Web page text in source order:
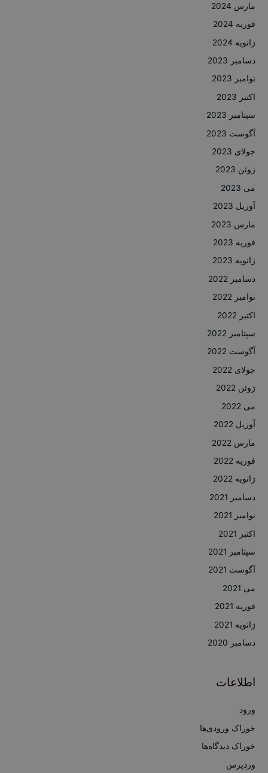
مارس 2024
فوریه 2024
ژانویه 2024
دسامبر 2023
نوامبر 2023
اکتبر 2023
سپتامبر 2023
آگوست 2023
جولای 2023
ژوئن 2023
می 2023
آوریل 2023
مارس 2023
فوریه 2023
ژانویه 2023
دسامبر 2022
نوامبر 2022
اکتبر 2022
سپتامبر 2022
آگوست 2022
جولای 2022
ژوئن 2022
می 2022
آوریل 2022
مارس 2022
فوریه 2022
ژانویه 2022
دسامبر 2021
نوامبر 2021
اکتبر 2021
سپتامبر 2021
آگوست 2021
می 2021
فوریه 2021
ژانویه 2021
دسامبر 2020
اطلاعات
ورود
خوراک ورودی‌ها
خوراک دیدگاه‌ها
وردپرس